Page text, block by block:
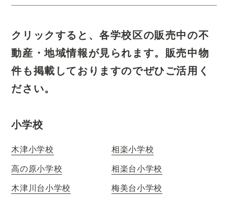
クリックすると、各学校区の販売中の不
動産・地域情報が見られます。 販売中物
件も掲載しておりますのでぜひご活用く
ださい。
小学校
木津小学校
相楽小学校
高の原小学校
相楽台小学校
木津川台小学校
梅美台小学校